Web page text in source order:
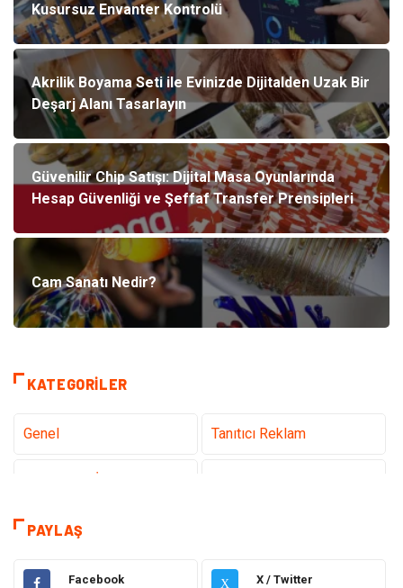
Kusursuz Envanter Kontrolü
Akrilik Boyama Seti ile Evinizde Dijitalden Uzak Bir
Deşarj Alanı Tasarlayın
Güvenilir Chip Satışı: Dijital Masa Oyunlarında
Hesap Güvenliği ve Şeffaf Transfer Prensipleri
Cam Sanatı Nedir?
KATEGORILER
Genel Tanıtıcı Reklam
Eğitim & Kariyer
Gündem Hukuk
PAYLAŞ
Facebook X X / Twitter